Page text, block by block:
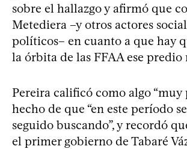
sobre el hallazgo y afirmó que
Metediera –y otros actores
políticos– en cuanto a que hay
la órbita de las FFAA ese
Pereira calificó como algo “muy
hecho de que “en este período
seguido buscando”, y recordó
el primer gobierno de Tabaré